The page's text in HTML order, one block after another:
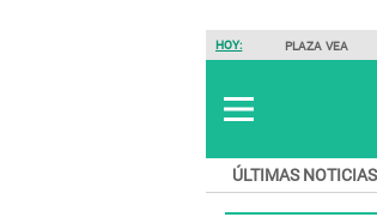
HOY: PLAZA VEA
ÚLTIMAS NOTICIAS